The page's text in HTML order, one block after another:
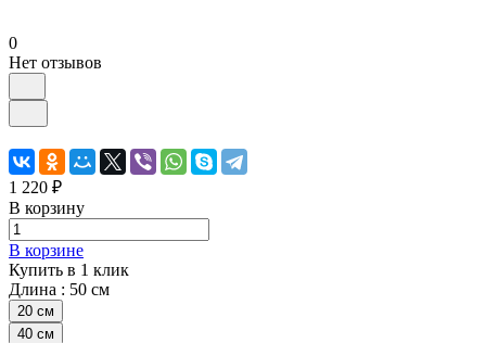
0
Нет отзывов
1 220 ₽
В корзину
В корзине
Купить в 1 клик
Длина : 50 см
20 см
40 см